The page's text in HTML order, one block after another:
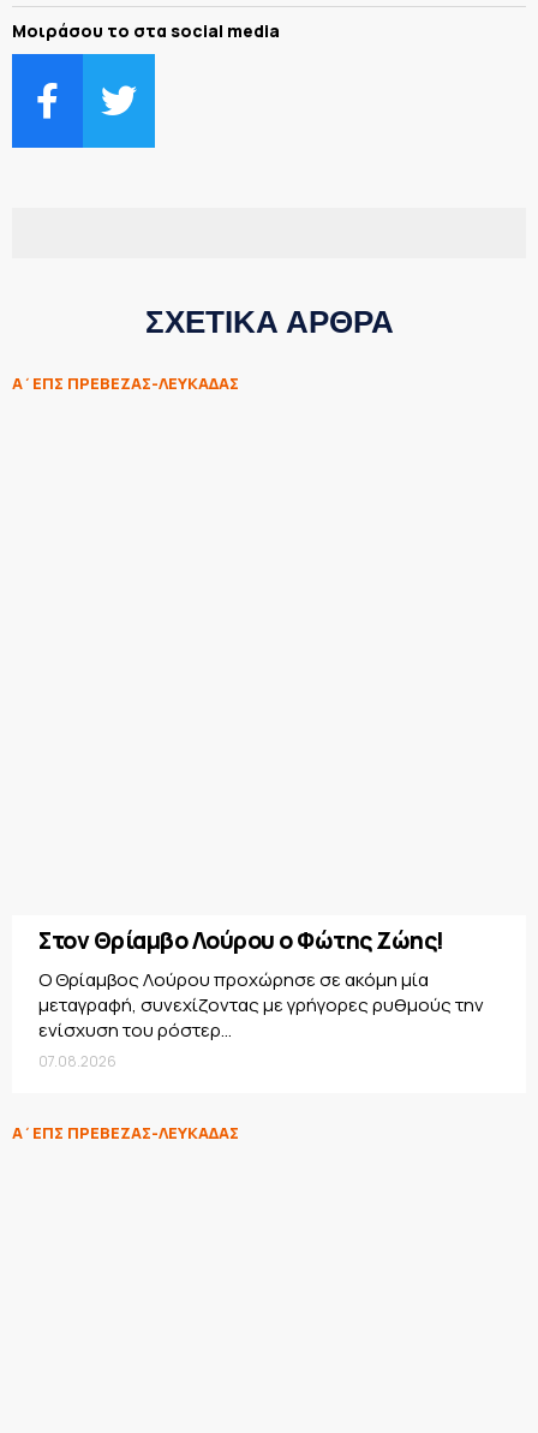
Μοιράσου το στα social media
ΣΧΕΤΙΚΑ ΑΡΘΡΑ
Α΄ΕΠΣ ΠΡΕΒΕΖΑΣ-ΛΕΥΚΑΔΑΣ
Στον Θρίαμβο Λούρου ο Φώτης Ζώης!
Ο Θρίαμβος Λούρου προχώρησε σε ακόμη μία
μεταγραφή, συνεχίζοντας με γρήγορες ρυθμούς την
ενίσχυση του ρόστερ...
07.08.2026
Α΄ΕΠΣ ΠΡΕΒΕΖΑΣ-ΛΕΥΚΑΔΑΣ